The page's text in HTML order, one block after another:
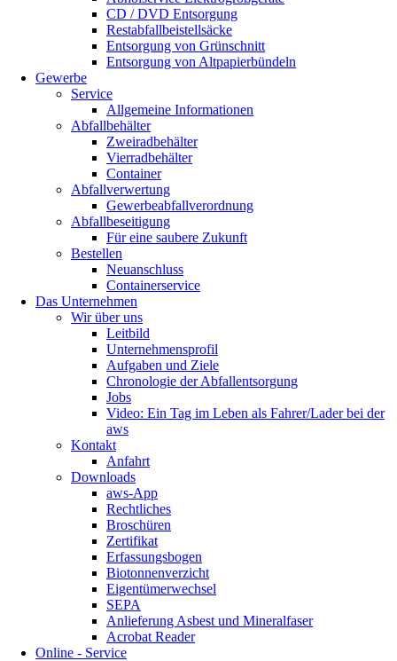
CD / DVD Entsorgung
Restabfallbeistellsäcke
Entsorgung von Grünschnitt
Entsorgung von Altpapierbündeln
Gewerbe
Service
Allgemeine Informationen
Abfallbehälter
Zweiradbehälter
Vierradbehälter
Container
Abfallverwertung
Gewerbeabfallverordnung
Abfallbeseitigung
Für eine saubere Zukunft
Bestellen
Neuanschluss
Containerservice
Das Unternehmen
Wir über uns
Leitbild
Unternehmensprofil
Aufgaben und Ziele
Chronologie der Abfallentsorgung
Jobs
Video: Ein Tag im Leben als Fahrer/Lader bei der
aws
Kontakt
Anfahrt
Downloads
aws-App
Rechtliches
Broschüren
Zertifikat
Erfassungsbogen
Biotonnenverzicht
Eigentümerwechsel
SEPA
Anlieferung Asbest und Mineralfaser
Acrobat Reader
Online - Service